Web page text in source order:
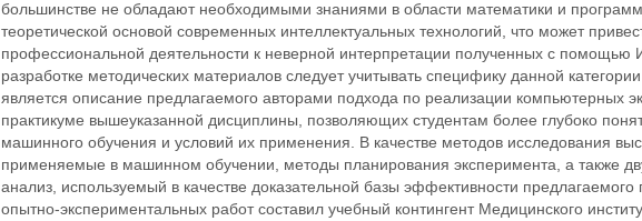
большинстве не обладают необходимыми знаниями в области математики и
теоретической основой современных интеллектуальных технологий, что может
профессиональной деятельности к неверной интерпретации полученных с помощью
разработке методических материалов следует учитывать специфику данной
является описание предлагаемого авторами подхода по реализации компьютерных
практикуме вышеуказанной дисциплины, позволяющих студентам более глубоко
машинного обучения и условий их применения. В качестве методов исследования
применяемые в машинном обучении, методы планирования эксперимента, а также
анализ, используемый в качестве доказательной базы эффективности
опытно-экспериментальных работ составил учебный контингент Медицинского